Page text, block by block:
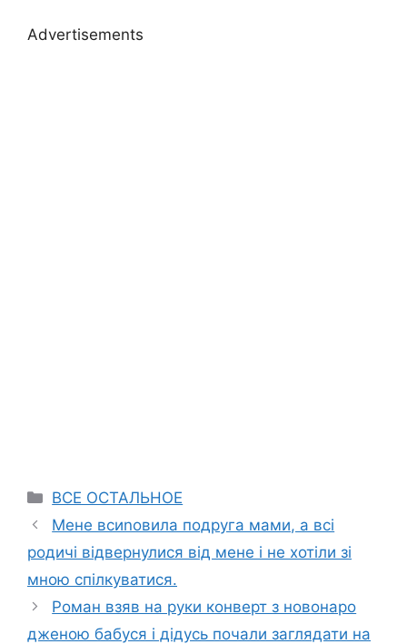
Advertisements
Categories
ВСЕ ОСТАЛЬНОЕ
Мене всиnовила подруга мами, а всі
родичі відвернулися від мене і не хотіли зі
мною спілкуватися.
Роман взяв на руки конверт з новонарo
дженою бабуся і дідусь почали заглядати на